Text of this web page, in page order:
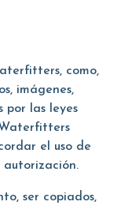
como,
imágenes,
por las leyes
el uso de
autorización.
ser copiados,